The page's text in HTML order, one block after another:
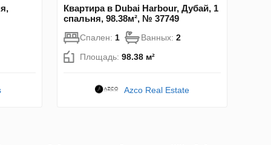
Квартира в Dubai Harbour, Дубай, 1
спальня, 98.38м², № 37749
Спален: 1 Ванных: 2
Площадь: 98.38 м²
Azco Real Estate